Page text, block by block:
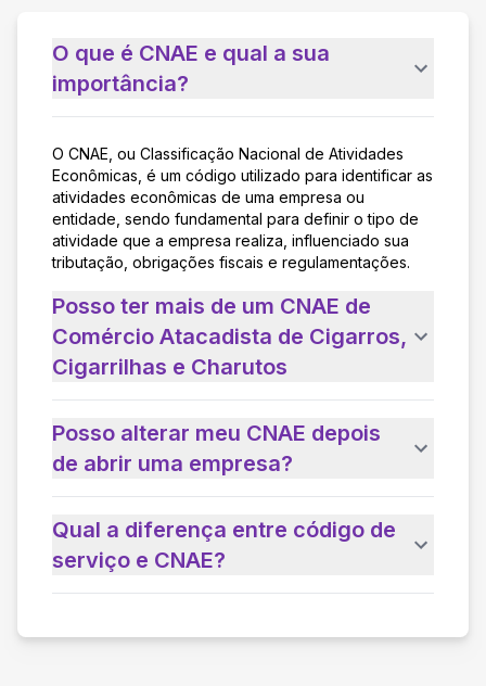
O que é CNAE e qual a sua
importância?
O CNAE, ou Classificação Nacional de Atividades
Econômicas, é um código utilizado para identificar as
atividades econômicas de uma empresa ou
entidade, sendo fundamental para definir o tipo de
atividade que a empresa realiza, influenciado sua
tributação, obrigações fiscais e regulamentações.
Posso ter mais de um CNAE de
Comércio Atacadista de Cigarros,
Cigarrilhas e Charutos
Posso alterar meu CNAE depois
de abrir uma empresa?
Qual a diferença entre código de
serviço e CNAE?